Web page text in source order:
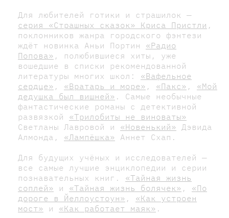
Для любителей готики и страшилок —
серия «Страшных сказок» Криса Пристли ,
поклонников жанра городского фэнтези
ждёт новинка Аньи Портин «Радио
Попова» , полюбившиеся хиты, уже
вошедшие в списки рекомендованной
литературы многих школ: «Вафельное
сердце» , «Вратарь и море» , «Пакс» , «Мой
дедушка был вишней» . Самые необычные
фантастические романы с детективной
развязкой «Трилобиты не виноваты»
Светланы Лавровой и «Новенький» Дэвида
Алмонда, «Лампёшка» Аннет Схап.
Для будущих учёных и исследователей —
все самые лучшие энциклопедии и серии
познавательных книг. «Тайная жизнь
соплей» и «Тайная жизнь болячек» , «По
дороге в Йеллоустоун» , «Как устроен
мост» и «Как работает маяк» .